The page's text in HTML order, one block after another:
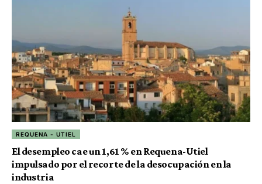
REQUENA - UTIEL
El desempleo cae un 1,61 % en Requena-Utiel
impulsado por el recorte de la desocupación en la
industria